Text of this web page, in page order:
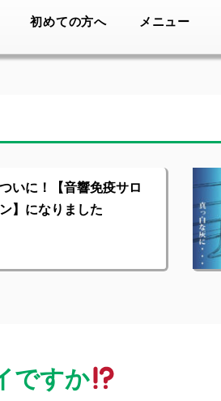
初めての方へ メニュー
ついに！【音響免疫サロ
ン】になりました
ですか